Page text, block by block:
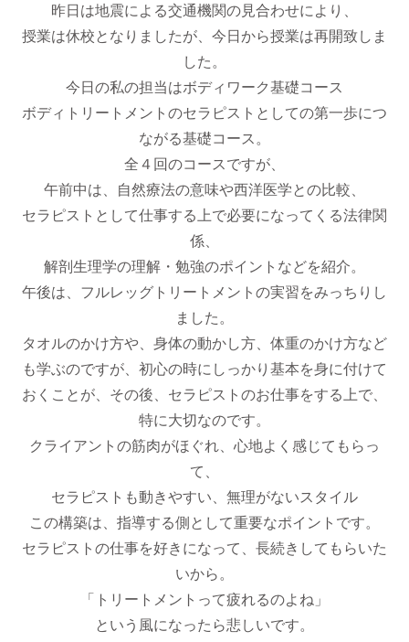
昨日は地震による交通機関の見合わせにより、
授業は休校となりましたが、今日から授業は再開致しま
した。
今日の私の担当はボディワーク基礎コース
ボディトリートメントのセラピストとしての第一歩につ
ながる基礎コース。
全４回のコースですが、
午前中は、自然療法の意味や西洋医学との比較、
セラピストとして仕事する上で必要になってくる法律関
係、
解剖生理学の理解・勉強のポイントなどを紹介。
午後は、フルレッグトリートメントの実習をみっちりし
ました。
タオルのかけ方や、身体の動かし方、体重のかけ方など
も学ぶのですが、初心の時にしっかり基本を身に付けて
おくことが、その後、セラピストのお仕事をする上で、
特に大切なのです。
クライアントの筋肉がほぐれ、心地よく感じてもらっ
て、
セラピストも動きやすい、無理がないスタイル
この構築は、指導する側として重要なポイントです。
セラピストの仕事を好きになって、長続きしてもらいた
いから。
「トリートメントって疲れるのよね」
という風になったら悲しいです。